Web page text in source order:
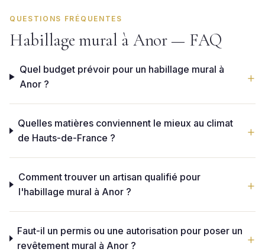
QUESTIONS FRÉQUENTES
Habillage mural à Anor — FAQ
Quel budget prévoir pour un habillage mural à
Anor ?
Quelles matières conviennent le mieux au climat
de Hauts-de-France ?
Comment trouver un artisan qualifié pour
l'habillage mural à Anor ?
Faut-il un permis ou une autorisation pour poser un
revêtement mural à Anor ?